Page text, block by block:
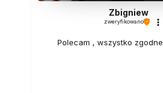
Beata
zweryfikowano
fajnie zaciemnia✨